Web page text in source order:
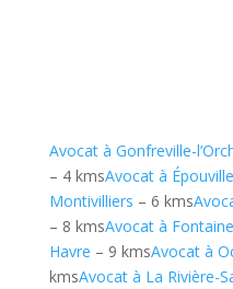
Avocat à Gonfreville-
– 4 kmsAvocat à Épouville
Montivilliers – 6 kms
– 8 kmsAvocat à
Havre – 9 kmsAvocat à
kmsAvocat à La Rivière-